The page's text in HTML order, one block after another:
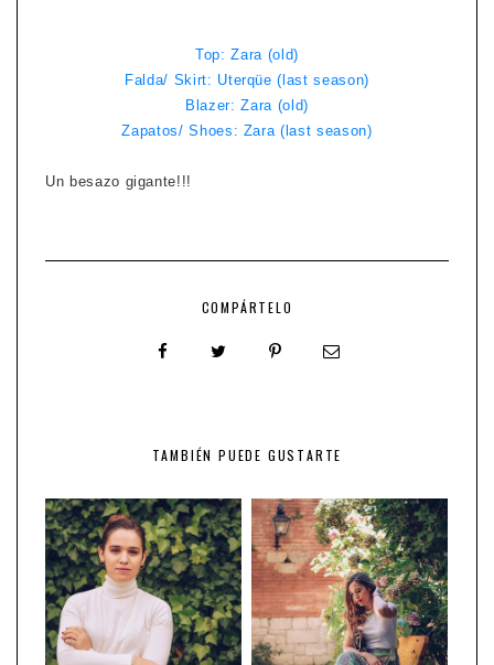
Top: Zara (old)
Falda/ Skirt: Uterqüe (last season)
Blazer: Zara (old)
Zapatos/ Shoes: Zara (last season)
Un besazo gigante!!!
COMPÁRTELO
TAMBIÉN PUEDE GUSTARTE